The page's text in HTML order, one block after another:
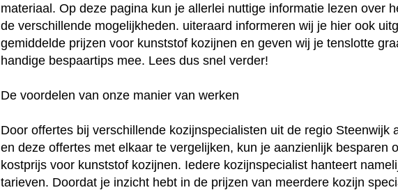
materiaal. Op deze pagina kun je allerlei nuttige informatie lezen over
de verschillende mogelijkheden. uiteraard informeren wij je hier ook
gemiddelde prijzen voor kunststof kozijnen en geven wij je tenslotte
handige bespaartips mee. Lees dus snel verder!
De voordelen van onze manier van werken
Door offertes bij verschillende kozijnspecialisten uit de regio Steenwijk
en deze offertes met elkaar te vergelijken, kun je aanzienlijk besparen
kostprijs voor kunststof kozijnen. Iedere kozijnspecialist hanteert
tarieven. Doordat je inzicht hebt in de prijzen van meerdere kozijn